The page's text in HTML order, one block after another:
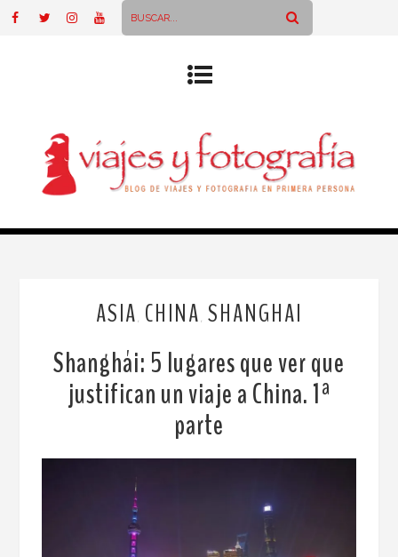
ASIA CHINA SHANGHAI
Shanghái: 5 lugares que ver que
justifican un viaje a China. 1ª
parte